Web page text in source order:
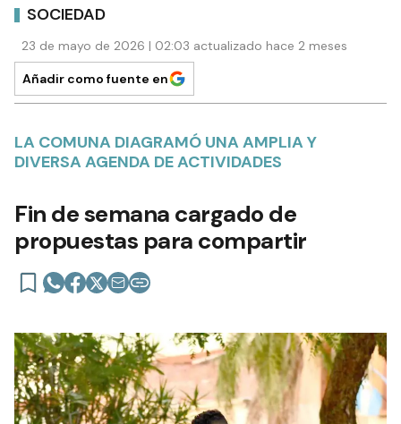
SOCIEDAD
23 de mayo de 2026 | 02:03 actualizado hace 2 meses
Añadir como fuente en
LA COMUNA DIAGRAMÓ UNA AMPLIA Y
DIVERSA AGENDA DE ACTIVIDADES
Fin de semana cargado de
propuestas para compartir